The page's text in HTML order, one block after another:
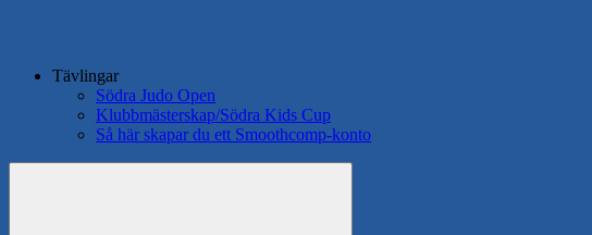
Tävlingar
Södra Judo Open
Klubbmästerskap/Södra Kids Cup
Så här skapar du ett Smoothcomp-konto